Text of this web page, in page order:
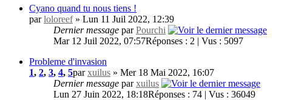
Cyano quand tu nous tiens !
parloloreef» Lun 11 Juil 2022, 12:39
Dernier message parPourchi
Mar 12 Juil 2022, 07:57Réponses : 2 | Vus : 5097
Probleme d'invasion
1, 2, 3, 4, 5parxuilus » Mer 18 Mai 2022, 16:07
Dernier message parxuilus
Lun 27 Juin 2022, 18:18Réponses : 74 | Vus : 36049